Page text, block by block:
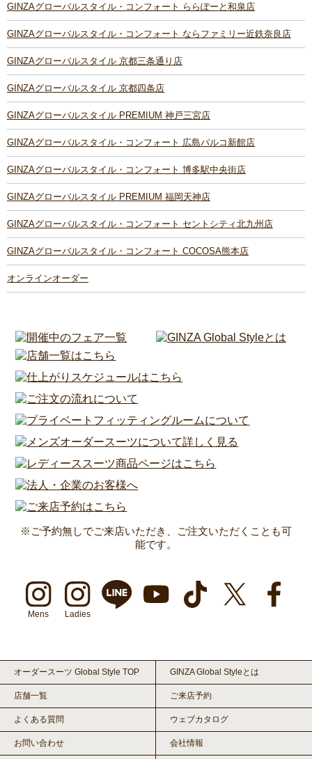
GINZAグローバルスタイル・コンフォート ららぽーと和泉店
GINZAグローバルスタイル・コンフォート ならファミリー近鉄奈良店
GINZAグローバルスタイル 京都三条通り店
GINZAグローバルスタイル 京都四条店
GINZAグローバルスタイル PREMIUM 神戸三宮店
GINZAグローバルスタイル・コンフォート 広島パルコ新館店
GINZAグローバルスタイル・コンフォート 博多駅中央街店
GINZAグローバルスタイル PREMIUM 福岡天神店
GINZAグローバルスタイル・コンフォート セントシティ北九州店
GINZAグローバルスタイル・コンフォート COCOSA熊本店
オンラインオーダー
※ご予約無しでご来店いただき、ご注文いただくことも可
能です。
Mens Ladies
オーダースーツ Global Style TOP GINZA Global Styleとは
店舗一覧 ご来店予約
よくある質問 ウェブカタログ
お問い合わせ 会社情報